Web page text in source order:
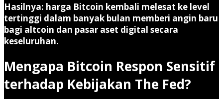
Hasilnya: harga Bitcoin kembali melesat ke level
tertinggi dalam banyak bulan memberi angin baru
bagi altcoin dan pasar aset digital secara
keseluruhan.
Mengapa Bitcoin Respon Sensitif
terhadap Kebijakan The Fed?